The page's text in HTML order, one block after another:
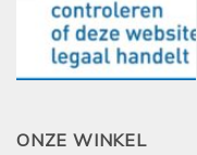
ONZE WINKEL